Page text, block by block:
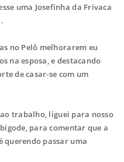
uma Josefinha da Frivaca
no Pelô melhorarem eu
na esposa, e destacando
de casar-se com um
trabalho, liguei para nosso
para comentar que a
querendo passar uma